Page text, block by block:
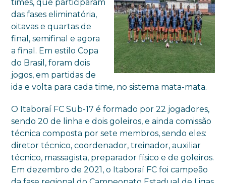
times, que participaram
das fases eliminatória,
oitavas e quartas de
final, semifinal e agora
a final. Em estilo Copa
do Brasil, foram dois
jogos, em partidas de
ida e volta para cada time, no sistema mata-mata.
O Itaboraí FC Sub-17 é formado por 22 jogadores,
sendo 20 de linha e dois goleiros, e ainda comissão
técnica composta por sete membros, sendo eles:
diretor técnico, coordenador, treinador, auxiliar
técnico, massagista, preparador físico e de goleiros.
Em dezembro de 2021, o Itaboraí FC foi campeão